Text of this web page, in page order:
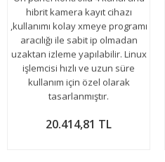
hibrit kamera kayıt cihazı
,kullanımı kolay xmeye programı
aracılığı ile sabit ip olmadan
uzaktan izleme yapılabilir. Linux
işlemcisi hızlı ve uzun süre
kullanım için özel olarak
tasarlanmıştır.
20.414,81 TL